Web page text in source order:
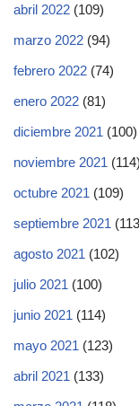
abril 2022 (109)
marzo 2022 (94)
febrero 2022 (74)
enero 2022 (81)
diciembre 2021 (100)
noviembre 2021 (114)
octubre 2021 (109)
septiembre 2021
agosto 2021 (102)
julio 2021 (100)
junio 2021 (114)
mayo 2021 (123)
abril 2021 (133)